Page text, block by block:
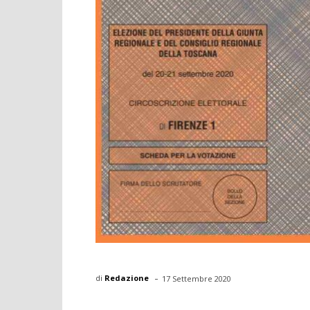
di Redazione - 17 Settembre 2020